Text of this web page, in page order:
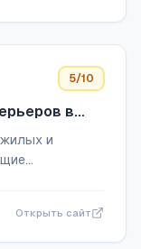
5/10
в
и
Открыть сайт